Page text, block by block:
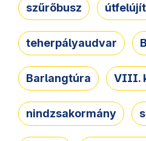
szűrőbusz
teherpályaudvar
Barlangtúra VIII.
nindzsakormány